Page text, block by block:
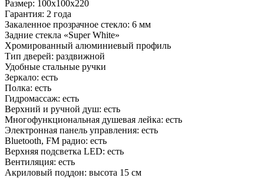
Размер: 100x100x220
Гарантия: 2 года
Закаленное прозрачное стекло: 6 мм
Задние стекла «Super White»
Хромированный алюминиевый профиль
Тип дверей: раздвижной
Удобные стальные ручки
Зеркало: есть
Полка: есть
Гидромассаж: есть
Верхний и ручной душ: есть
Многофункциональная душевая лейка: есть
Электронная панель управления: есть
Bluetooth, FM радио: есть
Верхняя подсветка LED: есть
Вентиляция: есть
Акриловый поддон: высота 15 см